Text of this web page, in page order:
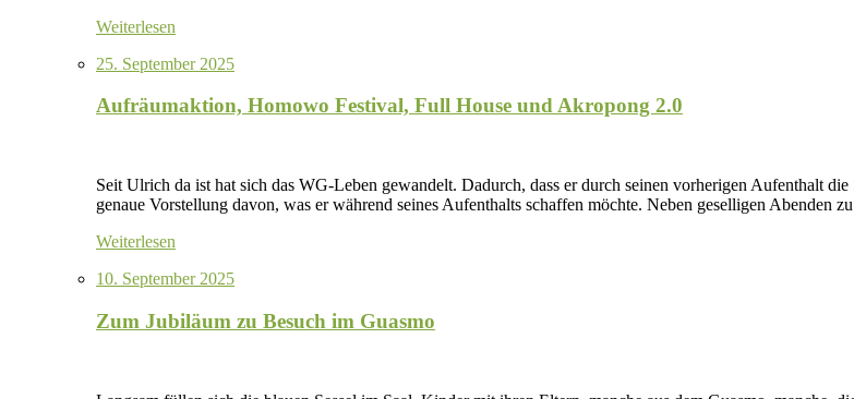
Weiterlesen
25. September 2025
Aufräumaktion, Homowo Festival, Full House und Akropong 2.0
Seit Ulrich da ist hat sich das WG-Leben gewandelt. Dadurch, dass er durch seinen vorherigen Aufenthalt
genaue Vorstellung davon, was er während seines Aufenthalts schaffen möchte. Neben geselligen Abenden
Weiterlesen
10. September 2025
Zum Jubiläum zu Besuch im Guasmo